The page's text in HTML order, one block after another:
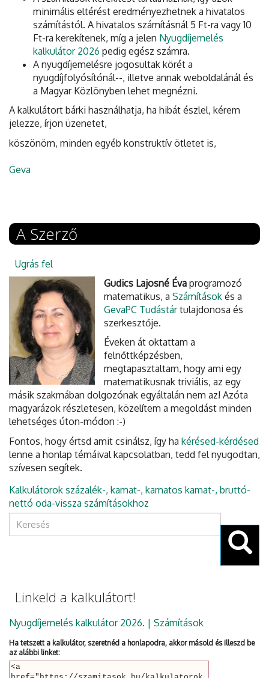
minimális eltérést eredményezhetnek a hivatalos
számítástól. A hivatalos számításnál 5 Ft-ra vagy 10
Ft-ra kerekítenek, míg a jelen Nyugdíjemelés
kalkulátor 2026 pedig egész számra.
A nyugdíjemelésre jogosultak körét a
nyugdíjfolyósítónál--, illetve annak weboldalánál és
a Magyar Közlönyben lehet megnézni.
A kalkulátort bárki használhatja, ha hibát észlel, kérem
jelezze, írjon üzenetet,
köszönöm, minden egyéb konstruktív ötletet is,
Geva
A Szerző
Ugrás fel
Gudics Lajosné Éva programozó
matematikus, a Számítások és a
GevaPC Tudástártulajdonosa és
szerkesztője.
Éveken át oktattam a
felnőttképzésben,
megtapasztaltam, hogy ami egy
matematikusnak triviális, az egy
másik szakmában dolgozónak egyáltalán nem az! Azóta
magyarázok részletesen, közelítem a megoldást minden
lehetséges úton-módon :-)
Fontos, hogy értsd amit csinálsz, így ha kérésed-kérdésed
lenne a honlap témáival kapcsolatban, tedd fel nyugodtan,
szívesen segítek.
Kalkulátorok százalék-, kamat-, kamatos kamat-, bruttó-
nettó oda-vissza számításokhoz
Keresés
űrlap
Linkeld a kalkulátort!
Nyugdíjemelés kalkulátor 2026. | Számítások
Ha tetszett a kalkulátor, szeretnéd a honlapodra, akkor másold és illeszd be
az alábbi linket: